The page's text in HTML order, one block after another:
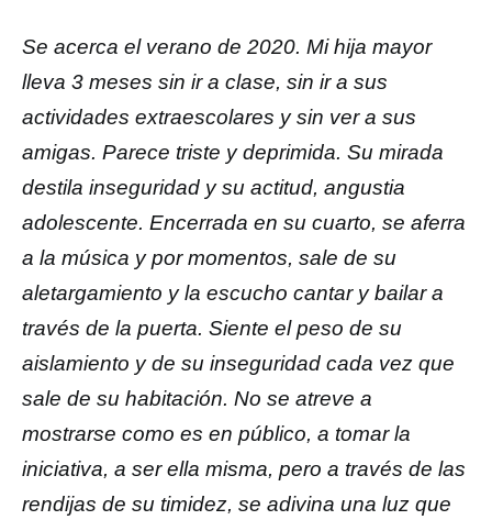
Se acerca el verano de 2020. Mi hija mayor
lleva 3 meses sin ir a clase, sin ir a sus
actividades extraescolares y sin ver a sus
amigas. Parece triste y deprimida. Su mirada
destila inseguridad y su actitud, angustia
adolescente. Encerrada en su cuarto, se aferra
a la música y por momentos, sale de su
aletargamiento y la escucho cantar y bailar a
través de la puerta. Siente el peso de su
aislamiento y de su inseguridad cada vez que
sale de su habitación. No se atreve a
mostrarse como es en público, a tomar la
iniciativa, a ser ella misma, pero a través de las
rendijas de su timidez, se adivina una luz que